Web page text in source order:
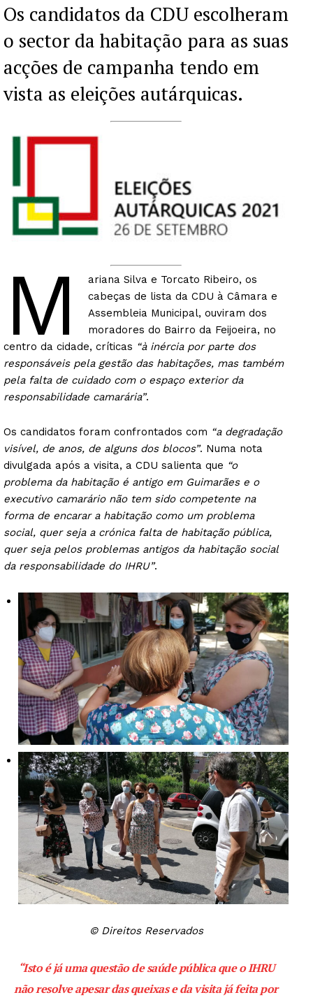
Os candidatos da CDU escolheram
o sector da habitação para as suas
acções de campanha tendo em
vista as eleições autárquicas.
M
ariana Silva e Torcato Ribeiro, os
cabeças de lista da CDU à Câmara e
Assembleia Municipal, ouviram dos
moradores do Bairro da Feijoeira, no
centro da cidade, críticas “à inércia por parte dos
responsáveis pela gestão das habitações, mas também
pela falta de cuidado com o espaço exterior da
responsabilidade camarária”.
Os candidatos foram confrontados com “a degradação
visível, de anos, de alguns dos blocos”. Numa nota
divulgada após a visita, a CDU salienta que “o
problema da habitação é antigo em Guimarães e o
executivo camarário não tem sido competente na
forma de encarar a habitação como um problema
social, quer seja a crónica falta de habitação pública,
quer seja pelos problemas antigos da habitação social
da responsabilidade do IHRU”.
© Direitos Reservados
“Isto é já uma questão de saúde pública que o IHRU
não resolve apesar das queixas e da visita já feita por